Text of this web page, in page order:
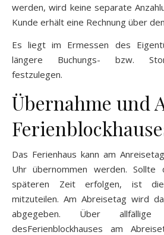
werden, wird keine separate
Kunde erhält eine Rechnung über
Es liegt im Ermessen des
längere Buchungs- bzw.
festzulegen.
Übernahme und
Das Ferienhaus kann am
Uhr übernommen werden.
späteren Zeit erfolgen, ist
mitzuteilen. Am Abreisetag wird
abgegeben. Über allfällige
desFerienblockhauses am